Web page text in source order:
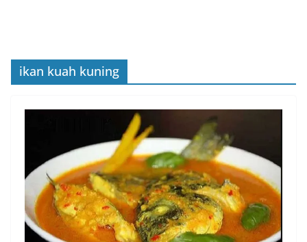
ikan kuah kuning